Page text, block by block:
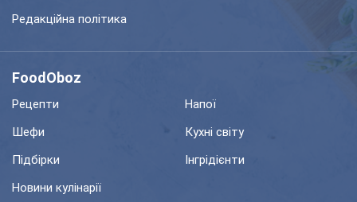
Редакційна політика
FoodOboz
Рецепти
Напої
Шефи
Кухні світу
Підбірки
Інгрідієнти
Новини кулінарії